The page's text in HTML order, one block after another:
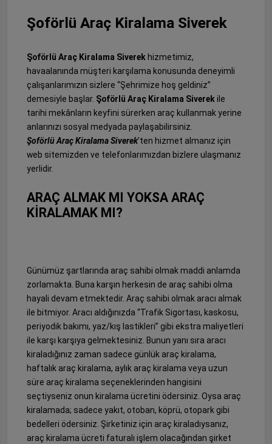
Şoförlü Araç Kiralama Siverek
Şoförlü Araç Kiralama Siverek hizmetimiz,
havaalanında müşteri karşılama konusunda deneyimli
çalışanlarımızın sizlere “Şehrimize hoş geldiniz”
demesiyle başlar. Şoförlü Araç Kiralama Siverekile
tarihi mekânların keyfini sürerken araç kullanmak yerine
anlarınızı sosyal medyada paylaşabilirsiniz.
Şoförlü Araç Kiralama Siverek’ten hizmet almanız için
web sitemizden ve telefonlarımızdan bizlere ulaşmanız
yerlidir.
ARAÇ ALMAK MI YOKSA ARAÇ
KİRALAMAK MI?
Günümüz şartlarında araç sahibi olmak maddi anlamda
zorlamakta. Buna karşın herkesin de araç sahibi olma
hayali devam etmektedir. Araç sahibi olmak aracı almak
ile bitmiyor. Aracı aldığınızda “Trafik Sigortası, kaskosu,
periyodik bakımı, yaz/kış lastikleri” gibi ekstra maliyetleri
ile karşı karşıya gelmektesiniz. Bunun yanı sıra aracı
kiraladığınız zaman sadece günlük araç kiralama,
haftalık araç kiralama, aylık araç kiralama veya uzun
süre araç kiralama seçeneklerinden hangisini
seçtiyseniz onun kiralama ücretini ödersiniz. Oysa araç
kiralamada; sadece yakıt, otoban, köprü, otopark gibi
bedelleri ödersiniz. Şirketiniz için araç kiraladıysanız,
araç kiralama ücreti faturalı işlem olacağından şirket